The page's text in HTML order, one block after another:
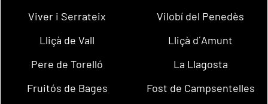
Viver i Serrateix
Vilobí del Penedès
Lliçà de Vall
Lliçà d´Amunt
Pere de Torelló
La Llagosta
Fruitós de Bages
Fost de Campsentelles